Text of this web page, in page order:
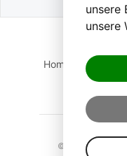
unsere
unsere
Home Suche
© 2023